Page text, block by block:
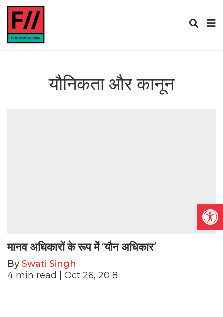
यौनिकता और कानून
मानव अधिकारों के रूप में ‘यौन अधिकार’
By Swati Singh
4 min read | Oct 26, 2018